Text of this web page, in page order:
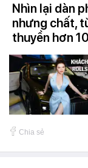
Nhìn lại dàn
nhưng chất,
thuyền hơn
Chia sẻ